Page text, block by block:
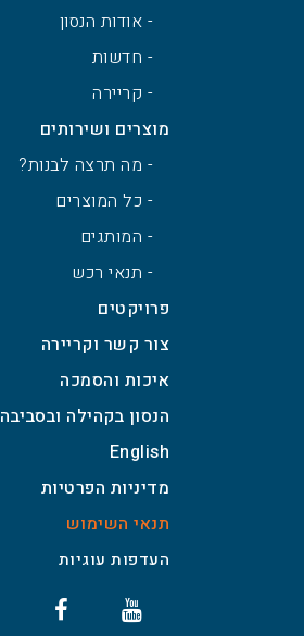
- אודות הנסון
- חדשות
- קריירה
מוצרים ושירותים
- מה תרצה לבנות?
- כל המוצרים
- המותגים
- תנאי רכש
פרויקטים
צור קשר וקריירה
איכות והסמכה
הנסון בקהילה ובסביבה
English
מדיניות הפרטיות
תנאי השימוש